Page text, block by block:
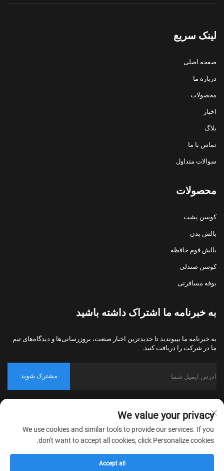
لینک سریع
صفحه اصلی
درباره ما
محصولات
اخبار
بلاگ
تماس با ما
سوالات متداول
محصولات
کوسن پشت
بالش بدن
بالش فوم حافظه
کوسن صندلی
بوفه مسافرتی
به خبرنامه ما اشتراک داشته باشید
به خبرنامه ما بپیوندید تا جدیدترین اخبار صنعت، بروزرسانی‌ها و دیدگاه‌های تیم
ما در شرکت را دریافت کنید.
مشترک شوید
حقوق محفوظ است.
سیاست حریم خصوصی
We value your privacy
We use cookies and similar tools to provide our services. If you
don't want to accept all cookies, click Personalize cookies.
Accept all